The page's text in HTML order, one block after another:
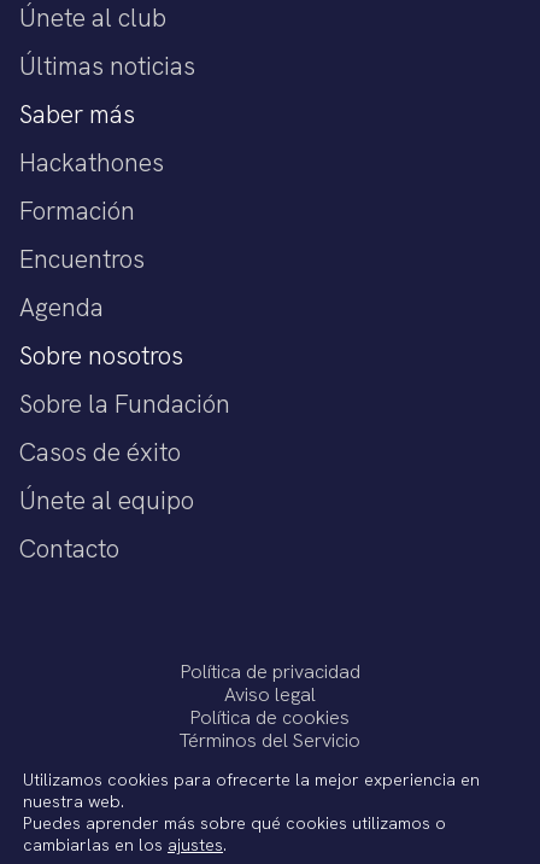
Únete al club
Últimas noticias
Saber más
Hackathones
Formación
Encuentros
Agenda
Sobre nosotros
Sobre la Fundación
Casos de éxito
Únete al equipo
Contacto
Política de privacidad
Aviso legal
Política de cookies
Términos del Servicio
Utilizamos cookies para ofrecerte la mejor experiencia en
nuestra web.
Puedes aprender más sobre qué cookies utilizamos o
cambiarlas en los ajustes.